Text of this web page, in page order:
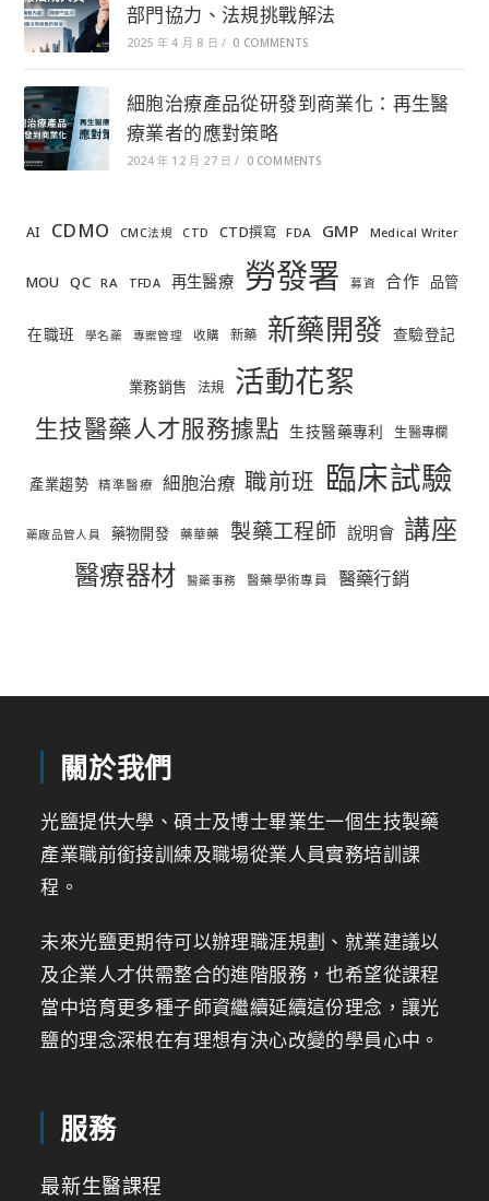
部門協力、法規挑戰解法
2025 年 4 月 8 日 / 0 COMMENTS
細胞治療產品從研發到商業化：再生醫
療業者的應對策略
2024 年 12 月 27 日 / 0 COMMENTS
AI CDMO CMC法規 CTD CTD撰寫 FDA GMP Medical Writer
MOU QC RA TFDA 再生醫療 勞發署 募資 合作 品管
在職班 學名藥 專案管理 收購 新藥 新藥開發 查驗登記
業務銷售 法規 活動花絮
生技醫藥人才服務據點 生技醫藥專利 生醫專欄
產業趨勢 精準醫療 細胞治療 職前班 臨床試驗
藥廠品管人員 藥物開發 藥華藥 製藥工程師 說明會 講座
醫療器材 醫藥事務 醫藥學術專員 醫藥行銷
關於我們
光鹽提供大學、碩士及博士畢業生一個生技製藥
產業職前銜接訓練及職場從業人員實務培訓課
程。
未來光鹽更期待可以辦理職涯規劃、就業建議以
及企業人才供需整合的進階服務，也希望從課程
當中培育更多種子師資繼續延續這份理念，讓光
鹽的理念深根在有理想有決心改變的學員心中。
服務
最新生醫課程